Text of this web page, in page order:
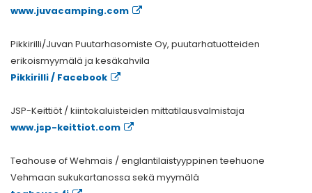
www.juvacamping.com
Pikkirilli/Juvan Puutarhasomiste Oy, puutarhatuotteiden
erikoismyymälä ja kesäkahvila
Pikkirilli / Facebook
JSP-Keittiöt / kiintokaluisteiden mittatilausvalmistaja
www.jsp-keittiot.com
Teahouse of Wehmais / englantilaistyyppinen teehuone
Vehmaan sukukartanossa sekä myymälä